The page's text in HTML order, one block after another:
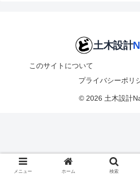
このサイトについて
プライバシーポリ
© 2026 土木設計
メニュー ホーム 検索